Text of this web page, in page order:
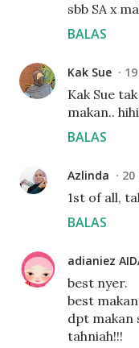
sbb SA x
BALAS
Kak Sue
Kak Sue
makan..
BALAS
Azlinda 20
1st of all,
BALAS
adianiez
best nyer.
best
dpt makan
tahniah!!!